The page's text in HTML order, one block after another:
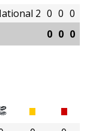
2 0 0 0
0 0 0